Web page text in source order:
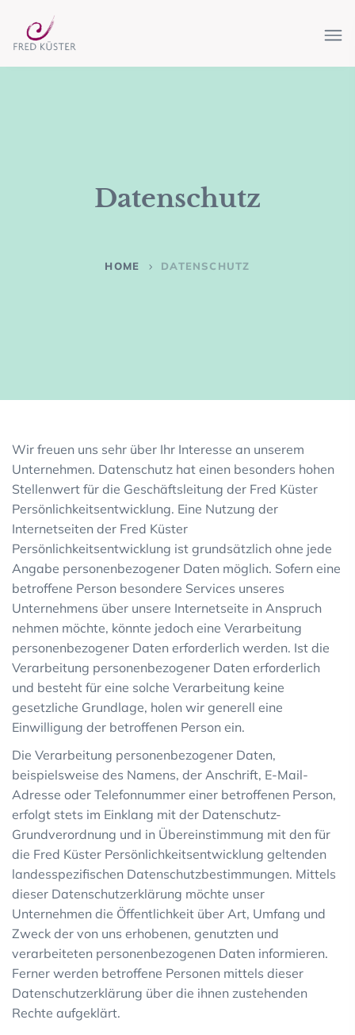
Datenschutz
HOME DATENSCHUTZ
Wir freuen uns sehr über Ihr Interesse an unserem
Unternehmen. Datenschutz hat einen besonders hohen
Stellenwert für die Geschäftsleitung der Fred Küster
Persönlichkeitsentwicklung. Eine Nutzung der
Internetseiten der Fred Küster
Persönlichkeitsentwicklung ist grundsätzlich ohne jede
Angabe personenbezogener Daten möglich. Sofern eine
betroffene Person besondere Services unseres
Unternehmens über unsere Internetseite in Anspruch
nehmen möchte, könnte jedoch eine Verarbeitung
personenbezogener Daten erforderlich werden. Ist die
Verarbeitung personenbezogener Daten erforderlich
und besteht für eine solche Verarbeitung keine
gesetzliche Grundlage, holen wir generell eine
Einwilligung der betroffenen Person ein.
Die Verarbeitung personenbezogener Daten,
beispielsweise des Namens, der Anschrift, E-Mail-
Adresse oder Telefonnummer einer betroffenen Person,
erfolgt stets im Einklang mit der Datenschutz-
Grundverordnung und in Übereinstimmung mit den für
die Fred Küster Persönlichkeitsentwicklung geltenden
landesspezifischen Datenschutzbestimmungen. Mittels
dieser Datenschutzerklärung möchte unser
Unternehmen die Öffentlichkeit über Art, Umfang und
Zweck der von uns erhobenen, genutzten und
verarbeiteten personenbezogenen Daten informieren.
Ferner werden betroffene Personen mittels dieser
Datenschutzerklärung über die ihnen zustehenden
Rechte aufgeklärt.